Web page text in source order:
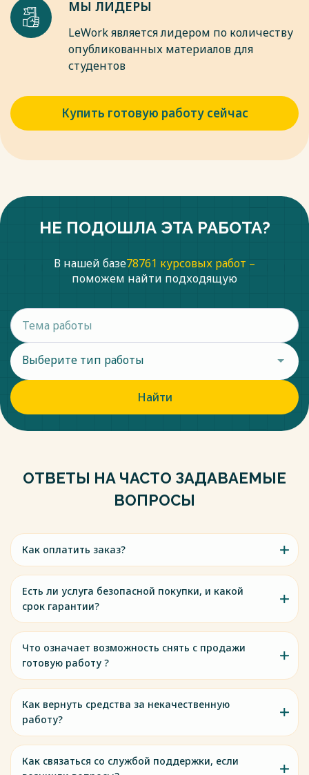
МЫ ЛИДЕРЫ
LeWork является лидером по количеству
опубликованных материалов для
студентов
Купить готовую работу сейчас
НЕ ПОДОШЛА ЭТА РАБОТА?
В нашей базе78761 курсовых работ –
поможем найти подходящую
Выберите тип работы
Найти
ОТВЕТЫ НА ЧАСТО ЗАДАВАЕМЫЕ
ВОПРОСЫ
Как оплатить заказ?
Есть ли услуга безопасной покупки, и какой
срок гарантии?
Что означает возможность снять с продажи
готовую работу ?
Как вернуть средства за некачественную
работу?
Как связаться со службой поддержки, если